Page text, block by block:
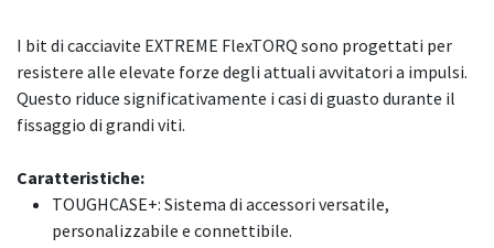
I bit di cacciavite EXTREME FlexTORQ sono progettati per
resistere alle elevate forze degli attuali avvitatori a impulsi.
Questo riduce significativamente i casi di guasto durante il
fissaggio di grandi viti.
Caratteristiche:
TOUGHCASE+: Sistema di accessori versatile,
personalizzabile e connettibile.